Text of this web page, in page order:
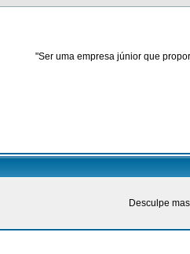
"Ser uma empresa júnior que
Desculpe